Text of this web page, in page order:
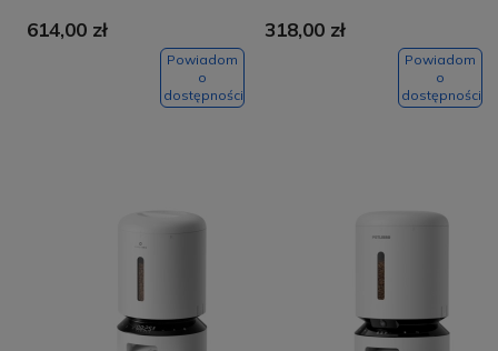
black
614,00 zł
Powiadom
o
dostępności
318,00 zł
Powiadom
o
dostępności